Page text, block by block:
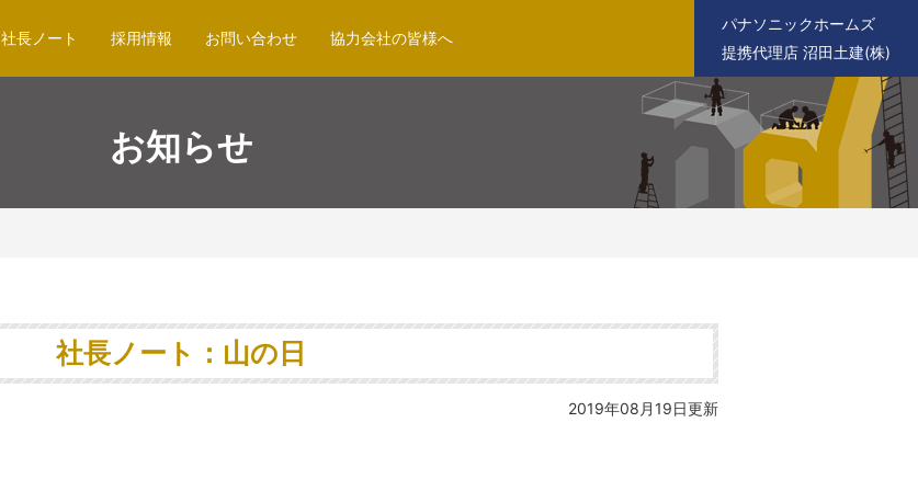
社長ノート 採用情報 お問い合わせ 協力会社の皆様へ
パナソニックホームズ
提携代理店 沼田土建(株)
お知らせ
社長ノート：山の日
2019年08月19日更新